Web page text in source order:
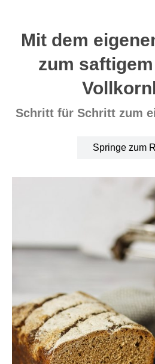
Mit dem
zum
Schritt für Schritt zum
Springe zum